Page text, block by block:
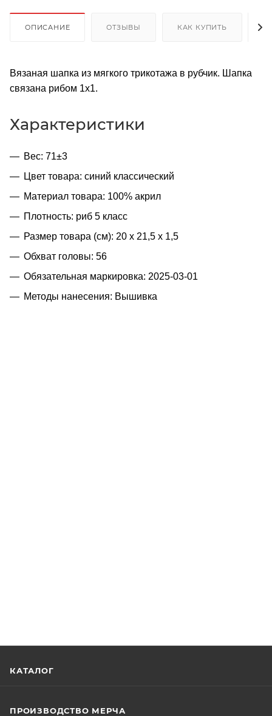
ОПИСАНИЕ ОТЗЫВЫ КАК КУПИТЬ
Вязаная шапка из мягкого трикотажа в рубчик. Шапка
связана рибом 1х1.
Характеристики
Вес: 71±3
Цвет товара: синий классический
Материал товара: 100% акрил
Плотность: риб 5 класс
Размер товара (см): 20 х 21,5 х 1,5
Обхват головы: 56
Обязательная маркировка: 2025-03-01
Методы нанесения: Вышивка
КАТАЛОГ
ПРОИЗВОДСТВО МЕРЧА